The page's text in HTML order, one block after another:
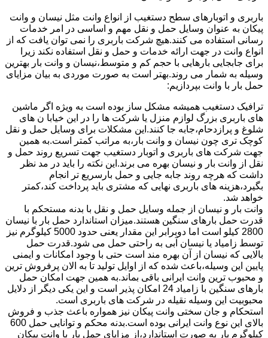
باربری و اتوبارهای سطح دستغیب از انواع وانت مثل نیسان و وانت
پیکان به عنوان وسایل حمل و نقل مهم و اساسی در امر خدمات
رسانی استفاده می کنند.هیچ شرکت باربری را نمی توان یافت که از
انواع وانت در جهت ارائه خدمات و حمل و نقل استفاده نکند زیرا
برای جابجایی بارهایی با حجم کم و متوسط،نیسان و وانت بار بهترین
وسیله به شمار می روند.بهتر است به صورت موردی به بیان مزایای
حمل بار با وانت بپردازیم:
ترافیک دستغیب همیشه مشکل ساز بوده است به ویژه اگر ماشین
های باربری بزرگ لوازم منزل یا شرکت ها را در این خیابا ن های
شلوغ و پرازدحام،جابه جا کنند.این مشکلات برای وسایل حمل و نقل
کوچک تری چون نیسان و وانت بار،به مراتب کمتر است.به همین
جهت شرکت های باربری و اتوبار دستغیب جهت تسریع روند حمل و
نقل از وانت بار و نیسان بهره می برند.این نکته را باید در مد نظر
داشت که هرچه روند جابه جایی و حمل بارسریع تر انجام
بگیرد،هزینه های باربری نهایی که مشتری باید پرداخت کند،کمتر
خواهد شد.
وانت بار و نیسان از جمله وسایل حمل و نقل با بدنه مستحکم با
قدرت حمل بارهای سنگین هستند.میزان استاندارد حمل بار با نیسان
2800 کیلو است اما دوبرابر این مقدار یعنی حدود 5000 کیلوگرم نیز
توسط زامیاد یا نیسان آبی به راحتی حمل می شود.قدرت حمل
بالایی که نیسان از آن بهره مند است حتی با وجود امکانات و ایمنی
پایین این وسیله،باعث شده که از اوایل تولید تا به الان پرفروش ترین
و محبوب ترین وانت ایرانی باقی بماند.به همین جهت امکان حمل
بارهای سنگین با زامیاد 24 امکان پذیر است و این یکی دیگر از دلایل
محبوبیت این وسیله نقیله در شرکت های باربری است.
استحکام و جان سختی وانت پیکان نیز همواره باعث جذب و فروش
بالای این نوع وانت ایرانی بوده است.بدنه محکم و توانایی حمل 600
کیلوگرم بار به صورت استاندارد،از مزایای حمل بار با وانت پیکان